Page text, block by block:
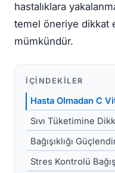
hastalıklara
temel öneriye dikkat
mümkündür.
İÇINDEKILER
Hasta Olmadan C
Sıvı Tüketimine
Bağışıklığı
Stres Kontrolü